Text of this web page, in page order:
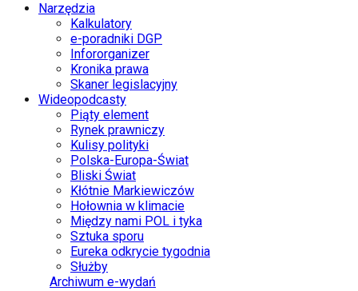
Narzędzia
Kalkulatory
e-poradniki DGP
Infororganizer
Kronika prawa
Skaner legislacyjny
Wideopodcasty
Piąty element
Rynek prawniczy
Kulisy polityki
Polska-Europa-Świat
Bliski Świat
Kłótnie Markiewiczów
Hołownia w klimacie
Między nami POL i tyka
Sztuka sporu
Eureka odkrycie tygodnia
Służby
Archiwum e-wydań